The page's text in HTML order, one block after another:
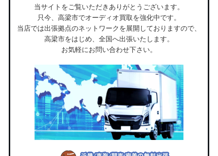
当サイトをご覧いただきありがとうございます。
只今、高梁市でオーディオ買取を強化中です。
当店では出張拠点のネットワークを展開しておりますので、
高梁市をはじめ、全国へ出張いたします。
お気軽にお問い合わせ下さい。